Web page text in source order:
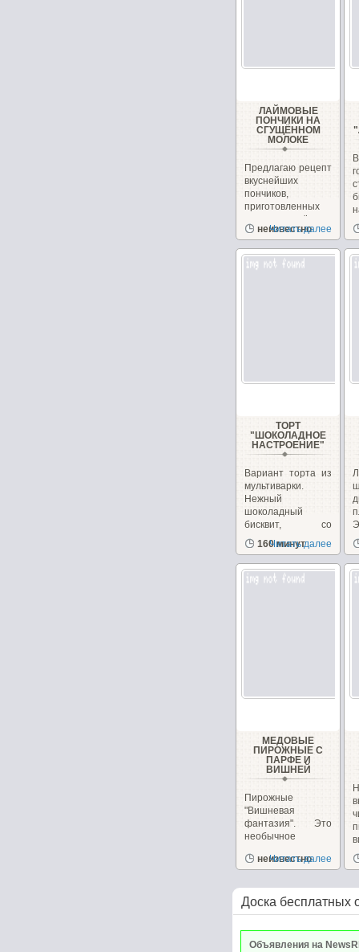
ЛАЙМОВЫЕ
ПОНЧИКИ НА
СГУЩЁННОМ
МОЛОКЕ
Предлагаю рецепт
вкуснейших
пончиков,
приготовленных
на сгущённом
молоке с
неизвестно
Читать далее
ТОРТ
"ШОКОЛАДНОЕ
НАСТРОЕНИЕ"
Вариант торта из
мультиварки.
Нежный
шоколадный
бисквит, со
сметанным
кремом...
160 минут
Читать далее
МЕДОВЫЕ
ПИРОЖНЫЕ С
ПАРФЕ И
ВИШНЕЙ
Пирожные
"Вишневая
фантазия". Это
необычное
сочетает в себе,...
неизвестно
Читать далее
Доска бесплатных
Объявления на